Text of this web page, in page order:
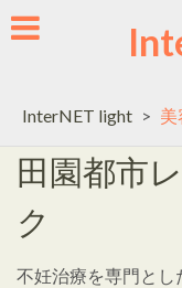
Skip
to
InterNET light > 美
田園都市
ク
不妊治療を専門とし